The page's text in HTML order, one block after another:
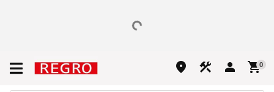
place construction person shopping_cart0